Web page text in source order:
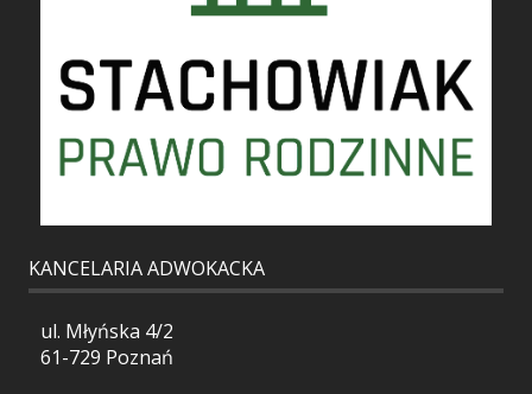
KANCELARIA ADWOKACKA
ul. Młyńska 4/2
61-729 Poznań